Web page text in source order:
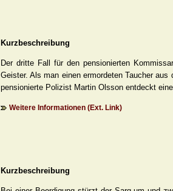
Kurzbeschreibung
Der dritte Fall für den pensionierten
Geister. Als man einen ermordeten Taucher
pensionierte Polizist Martin Olsson entdeckt
Weitere Informationen (Ext. Link)
Kurzbeschreibung